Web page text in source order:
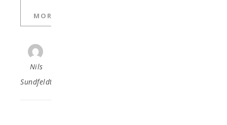
MORE
Nils
Sundfeldt